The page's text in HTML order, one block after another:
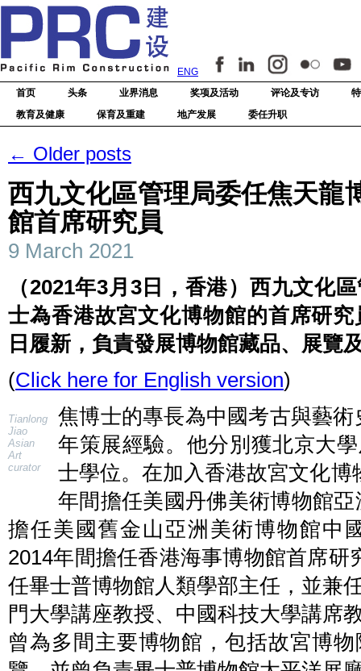
ENG
首页
头条 业界消息 奖项及活动 评论及专访
教育及健康
保育及重建 地产发展 委任升职
← Older posts
西九文化區管理局委任焦天龍
館首席研究員
9 March 2021
（2021年3月3日，香港）西九文化
士為香港故宮文化博物館的首席研
日履新，負責發展博物館藏品、展覽
(Click here for English version)
Tianlong
Jiao
Asian
Art
curator
焦博士的專長為中國考古與藝
年策展經驗。他分別獲北京大
士學位。在加入香港故宮文化
年間擔任美國丹佛美術博物館
擔任美國舊金山亞洲美術博物館中
2014年間擔任香港海事博物館首席研
任畢士普博物館人類學部主任，並兼
門大學講座教授、中國科技大學講席
曾為多間主要博物館，包括故宮博